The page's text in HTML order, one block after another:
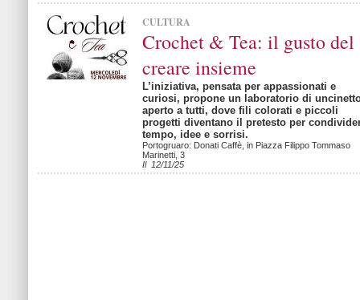
CULTURA
Crochet & Tea: il gusto del
creare insieme
L’iniziativa, pensata per appassionati e
curiosi, propone un laboratorio di
aperto a tutti, dove fili colorati e piccoli
progetti diventano il pretesto per
tempo, idee e sorrisi.
Portogruaro: Donati Caffè, in Piazza Filippo Tommaso
Marinetti, 3
Il 12/11/25